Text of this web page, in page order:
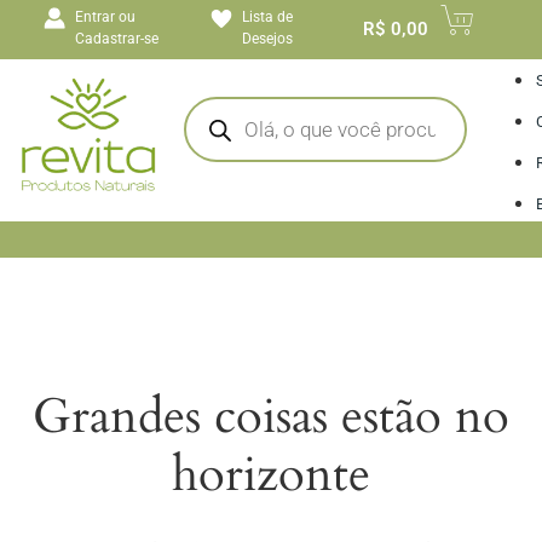
conteúdoEntrar ou
Cadastrar-se
Lista de
Desejos
R$ 0,00
Grandes coisas estão no
horizonte